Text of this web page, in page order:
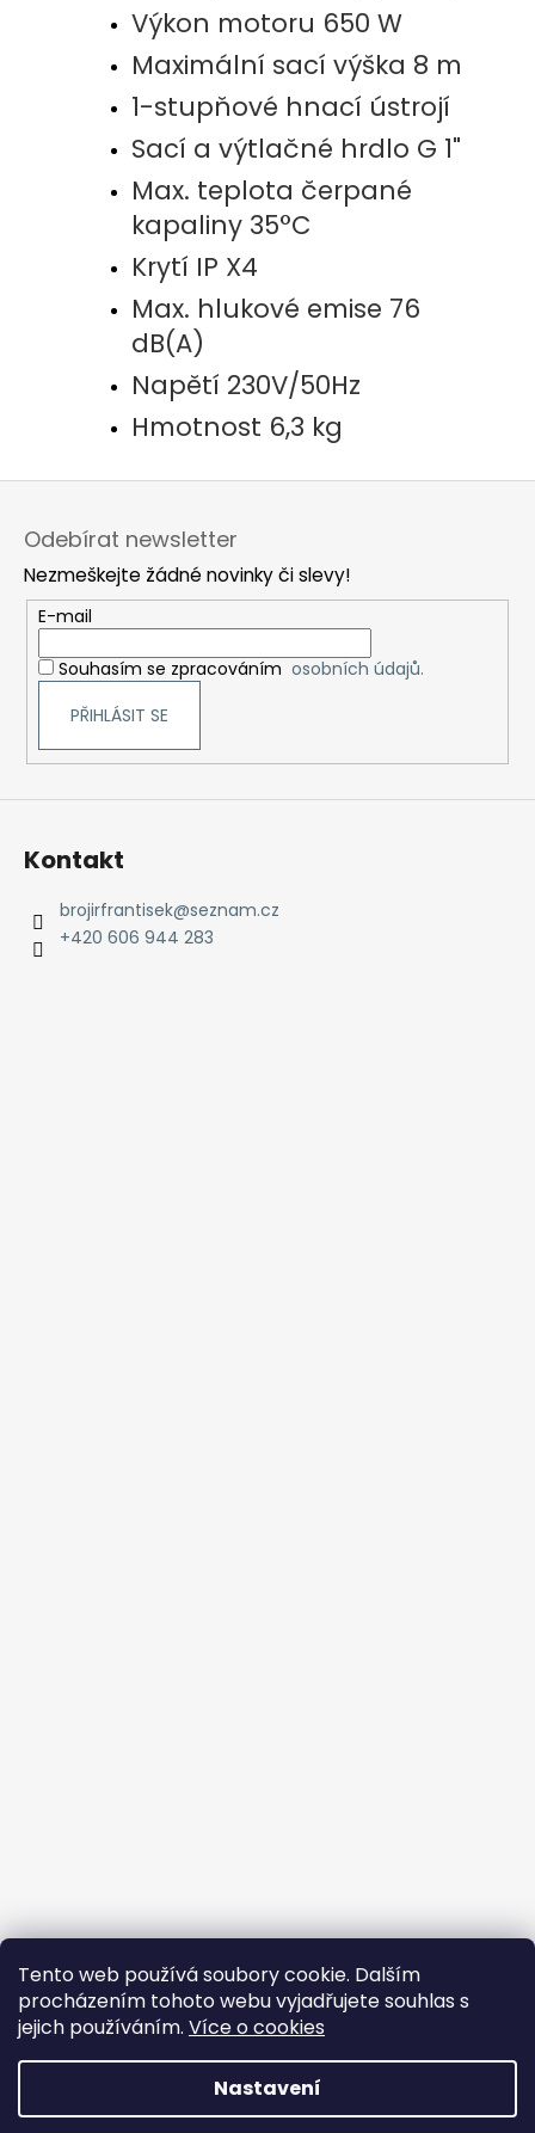
Tento web používá soubory cookie. Dalším
procházením tohoto webu vyjadřujete souhlas s
jejich používáním. Více o cookies
Nastavení
Výkon motoru 650 W
Maximální sací výška 8 m
1-stupňové hnací ústrojí
Sací a výtlačné hrdlo G 1"
Max. teplota čerpané
kapaliny 35°C
Krytí IP X4
Max. hlukové emise 76
dB(A)
Napětí 230V/50Hz
Hmotnost 6,3 kg
Z
Odebírat newsletter
Nezmeškejte žádné novinky či slevy!
E-mail
Souhasím se zpracováním osobních údajů.
PŘIHLÁSIT SE
Kontakt
brojirfrantisek@seznam.cz
+420 606 944 283
Vytvořil Shoptet
BROJIR.EU - prodej,servis zahradní
techniky AL-KO,prodej náhradních dílů AL-